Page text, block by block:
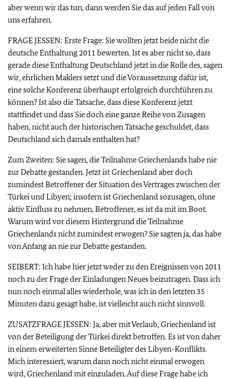
aber wenn wir das tun, dann werden Sie das auf jeden Fall von
uns erfahren.
FRAGE JESSEN: Erste Frage: Sie wollten jetzt beide nicht die
deutsche Enthaltung 2011 bewerten. Ist es aber nicht so, dass
gerade diese Enthaltung Deutschland jetzt in die Rolle des, sagen
wir, ehrlichen Maklers setzt und die Voraussetzung dafür ist,
eine solche Konferenz überhaupt erfolgreich durchführen zu
können? Ist also die Tatsache, dass diese Konferenz jetzt
stattfindet und dass Sie doch eine ganze Reihe von Zusagen
haben, nicht auch der historischen Tatsache geschuldet, dass
Deutschland sich damals enthalten hat?
Zum Zweiten: Sie sagen, die Teilnahme Griechenlands habe nie
zur Debatte gestanden. Jetzt ist Griechenland aber doch
zumindest Betroffener der Situation des Vertrages zwischen der
Türkei und Libyen; insofern ist Griechenland sozusagen, ohne
aktiv Einfluss zu nehmen, Betroffener, es ist da mit im Boot.
Warum wird vor diesem Hintergrund die Teilnahme
Griechenlands nicht zumindest erwogen? Sie sagten ja, das habe
von Anfang an nie zur Debatte gestanden.
SEIBERT: Ich habe hier jetzt weder zu den Ereignissen von 2011
noch zu der Frage der Einladungen Neues beizutragen. Dass ich
nun noch einmal alles wiederhole, was ich in den letzten 35
Minuten dazu gesagt habe, ist vielleicht auch nicht sinnvoll.
ZUSATZFRAGE JESSEN: Ja, aber mit Verlaub, Griechenland ist
von der Beteiligung der Türkei direkt betroffen. Es ist von daher
in einem erweiterten Sinne Beteiligter des Libyen-Konflikts.
Mich interessiert, warum dann noch nicht einmal erwogen
wird, Griechenland mit einzuladen. Auf diese Frage habe ich